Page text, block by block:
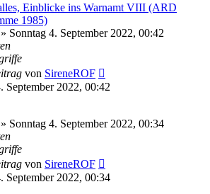
Einblicke ins Warnamt VIII (ARD
1985)
» Sonntag 4. September 2022, 00:42
von SireneROF
September 2022, 00:42
» Sonntag 4. September 2022, 00:34
von SireneROF
September 2022, 00:34